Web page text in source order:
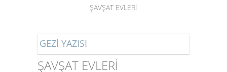
ŞAVŞAT EVLERİ
GEZİ YAZISI
ŞAVŞAT EVLERİ